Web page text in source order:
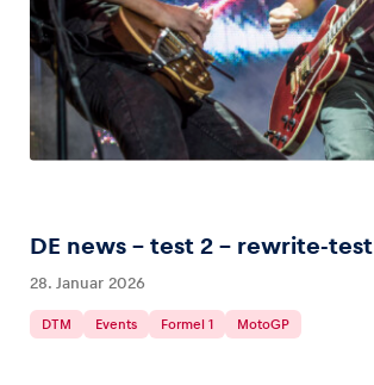
DE news – test 2 – rewrite-test
28. Januar 2026
DTM Events Formel 1 MotoGP